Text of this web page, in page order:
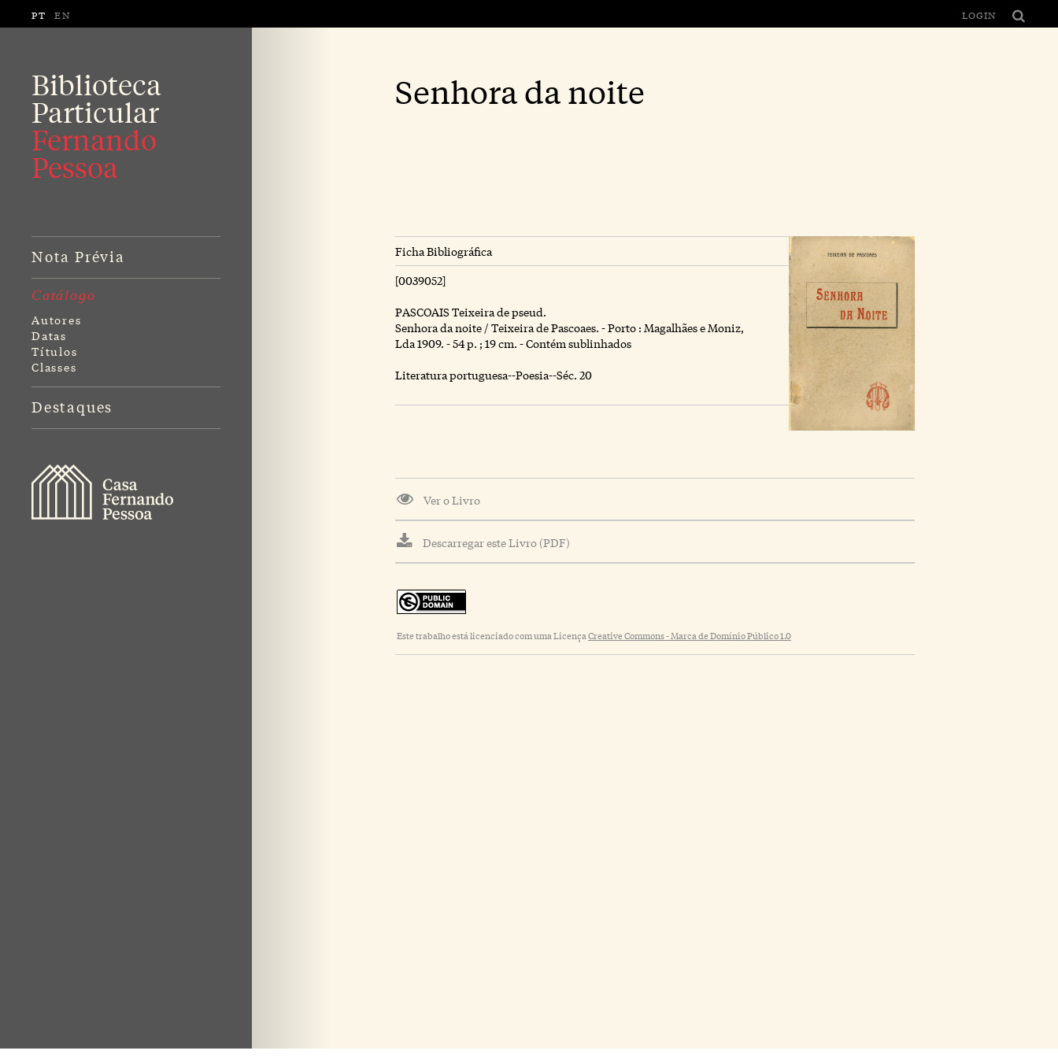
PT EN LOGIN
Biblioteca
Particular
Fernando
Pessoa
Nota Prévia
Catálogo
Autores
Datas
Títulos
Classes
Destaques
Senhora da noite
Ficha Bibliográfica
[0039052]
PASCOAIS Teixeira de pseud.
Senhora da noite / Teixeira de Pascoaes. - Porto : Magalhães e Moniz,
Lda 1909. - 54 p. ; 19 cm. - Contém sublinhados
Literatura portuguesa--Poesia--Séc. 20
Ver o Livro
Descarregar este Livro (PDF)
Este trabalho está licenciado com uma LicençaCreative Commons - Marca de Domínio Público 1.0